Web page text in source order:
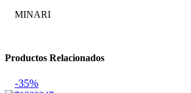
MINARI
Productos Relacionados
-35%